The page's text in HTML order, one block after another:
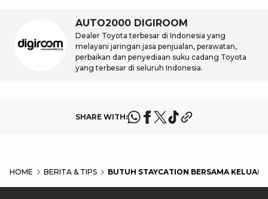
AUTO2000 DIGIROOM
Dealer Toyota terbesar di Indonesia yang
melayani jaringan jasa penjualan, perawatan,
perbaikan dan penyediaan suku cadang Toyota
yang terbesar di seluruh Indonesia.
SHARE WITH:
HOME BERITA & TIPS BUTUH STAYCATION BERSAMA